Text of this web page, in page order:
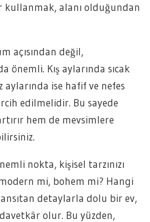
kullanmak, alanı olduğundan
açısından değil,
önemli. Kış aylarında sıcak
ise hafif ve nefes
edilmelidir. Bu sayede
hem de mevsimlere
nokta, kişisel tarzınızı
mi, bohem mi? Hangi
detaylarla dolu bir ev,
olur. Bu yüzden,